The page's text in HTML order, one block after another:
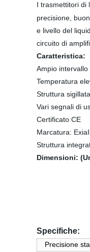
I trasmettitori di
precisione,
e livello del
circuito di
Caratteristica:
Ampio
Temperatura
Struttura
Vari segnali di
Certificato CE
Marcatura:
Struttura
Dimensioni:
Specifiche:
Precisione